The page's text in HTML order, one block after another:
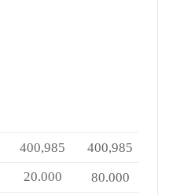
400,985
400,985
20.000
80.000